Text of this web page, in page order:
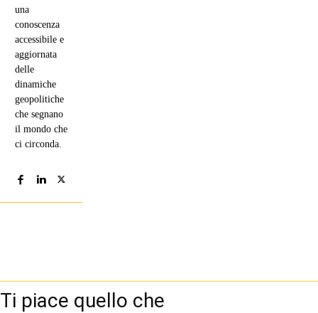
una
conoscenza
accessibile e
aggiornata
delle
dinamiche
geopolitiche
che segnano
il mondo che
ci circonda.
Ti piace quello che